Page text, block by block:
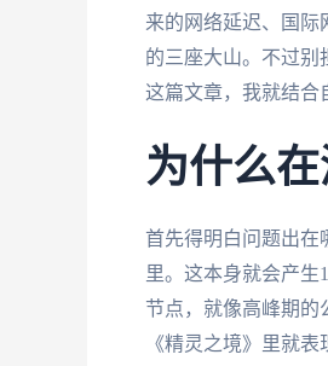
来的网络延迟、国际
的三座大山。不过别
这篇文章，我就结合
为什么
首先得明白问题出在
里。这本身就会产生
节点，就像高峰期的
《精灵之境》里就